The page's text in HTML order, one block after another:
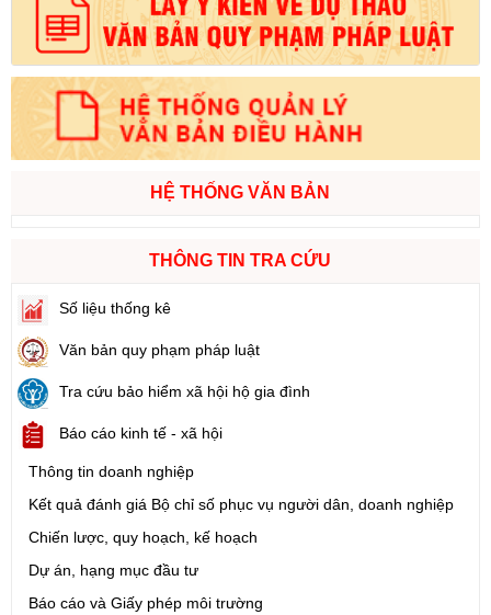
HỆ THỐNG VĂN BẢN
THÔNG TIN TRA CỨU
Số liệu thống kê
Văn bản quy phạm pháp luật
Tra cứu bảo hiểm xã hội hộ gia đình
Báo cáo kinh tế - xã hội
Thông tin doanh nghiệp
Kết quả đánh giá Bộ chỉ số phục vụ người dân, doanh nghiệp
Chiến lược, quy hoạch, kế hoạch
Dự án, hạng mục đầu tư
Báo cáo và Giấy phép môi trường